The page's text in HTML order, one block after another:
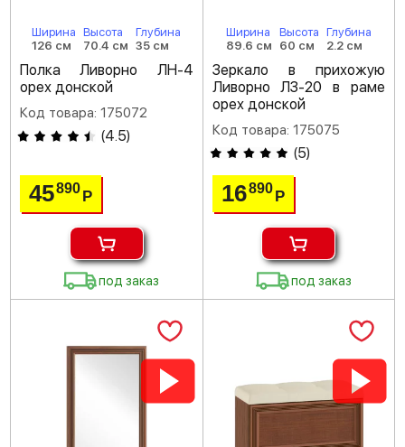
Ширина
126 см
Высота
70.4 см
Глубина
35 см
Полка Ливорно ЛН-4
орех донской
Код товара: 175072
(4.5)
45890Р
под заказ
Ширина
89.6 см
Высота
60 см
Глубина
2.2 см
Зеркало в прихожую
Ливорно ЛЗ-20 в раме
орех донской
Код товара: 175075
(5)
16890 Р
под заказ